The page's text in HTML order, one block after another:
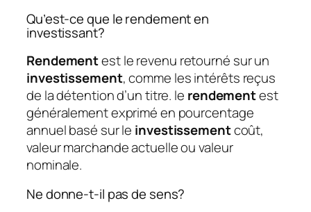
Qu’est-ce que le rendement en
investissant?
Rendementest le revenu retourné sur un
investissement, comme les intérêts reçus
de la détention d’un titre. le rendementest
généralement exprimé en pourcentage
annuel basé sur le investissementcoût,
valeur marchande actuelle ou valeur
nominale.
Ne donne-t-il pas de sens?